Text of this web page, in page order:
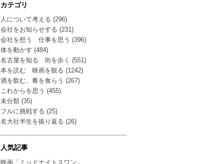
カテゴリ
人について考える (296)
会社をお知らせする (231)
会社を想う 仕事を思う (396)
体を動かす (484)
名古屋を知る 街を歩く (551)
本を読む 映画を観る (1242)
酒を飲む、肴を食らう (267)
これからを思う (455)
未分類 (35)
フルに挑戦する (25)
名大社半生を振り返る (26)
人気記事
映画「ミッドナイトスワン」